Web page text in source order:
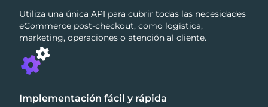
Utiliza una única API para cubrir todas las necesidades
eCommerce post-checkout, como logística,
marketing, operaciones o atención al cliente.
Implementación fácil y rápida